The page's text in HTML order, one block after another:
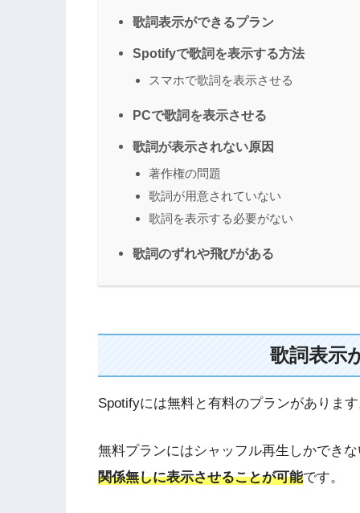
歌詞表示ができるプラン
Spotifyで歌詞を表示する方法
スマホで歌詞を表示させる
PCで歌詞を表示させる
歌詞が表示されない原因
著作権の問題
歌詞が用意されていない
歌詞を表示する必要がない
歌詞のずれや飛びがある
歌詞表示
Spotifyには無料と有料のプランがありま
無料プランにはシャッフル再生しかでき
関係無しに表示させることが可能です。